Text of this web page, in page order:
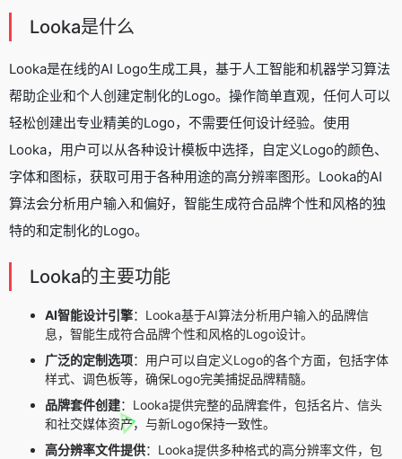
Looka是什么
Looka是在线的AI Logo生成工具，基于人工智能和机器学习算法
帮助企业和个人创建定制化的Logo。操作简单直观，任何人可以
轻松创建出专业精美的Logo，不需要任何设计经验。使用
Looka，用户可以从各种设计模板中选择，自定义Logo的颜色、
字体和图标，获取可用于各种用途的高分辨率图形。Looka的AI
算法会分析用户输入和偏好，智能生成符合品牌个性和风格的独
特的和定制化的Logo。
Looka的主要功能
AI智能设计引擎：Looka基于AI算法分析用户输入的品牌信
息，智能生成符合品牌个性和风格的Logo设计。
广泛的定制选项：用户可以自定义Logo的各个方面，包括字体
样式、调色板等，确保Logo完美捕捉品牌精髓。
品牌套件创建：Looka提供完整的品牌套件，包括名片、信头
和社交媒体资产，与新Logo保持一致性。
高分辨率文件提供：Looka提供多种格式的高分辨率文件，包